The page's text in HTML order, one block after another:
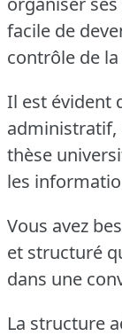
facile de
contrôle de
Il est évident
administratif,
thèse
les
Vous avez
et structuré
dans une
La structure